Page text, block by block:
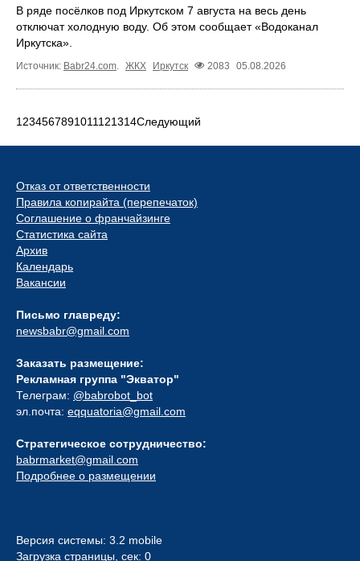
В ряде посёлков под Иркутском 7 августа на весь день
отключат холодную воду. Об этом сообщает «Водоканал
Иркутска».
Источник: Babr24.com. ЖКХ Иркутск 2083 05.08.2026
1 234567891011121314Следующий
Отказ от ответственности
Правила копирайта (перепечаток)
Соглашение о франчайзинге
Статистика сайта
Архив
Календарь
Вакансии
Письмо главреду:
newsbabr@gmail.com
Заказать размещение:
Рекламная группа "Экватор"
Телеграм: @babrobot_bot
эл.почта: eqquatoria@gmail.com
Стратегическое сотрудничество:
babrmarket@gmail.com
Подробнее о размещении
Версия системы: 3.2 mobile
Загрузка страницы, сек: 0